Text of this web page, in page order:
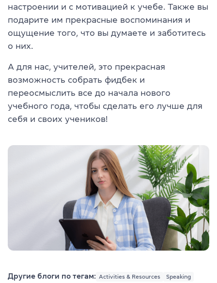
настроении и с мотивацией к учебе. Также вы
подарите им прекрасные воспоминания и
ощущение того, что вы думаете и заботитесь
о них.
А для нас, учителей, это прекрасная
возможность собрать фидбек и
переосмыслить все до начала нового
учебного года, чтобы сделать его лучше для
себя и своих учеников!
Другие блоги по тегам: Activities & Resources
Speaking